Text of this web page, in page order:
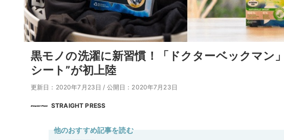
黒モノの洗濯に新習慣！「ドクターベックマン
シート”が初上陸
更新日：2020年7月23日 / 公開日：2020年7月23日
STRAIGHT PRESS
他のおすすめ記事を読む